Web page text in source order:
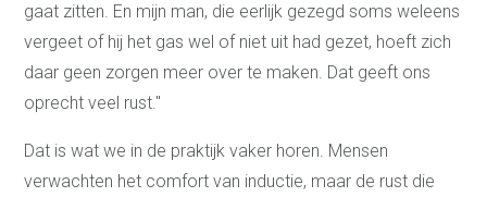
gaat zitten. En mijn man, die eerlijk gezegd soms weleens
vergeet of hij het gas wel of niet uit had gezet, hoeft zich
daar geen zorgen meer over te maken. Dat geeft ons
oprecht veel rust."
Dat is wat we in de praktijk vaker horen. Mensen
verwachten het comfort van inductie, maar de rust die